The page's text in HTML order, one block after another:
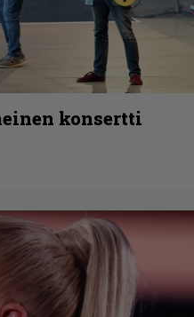
konsertti